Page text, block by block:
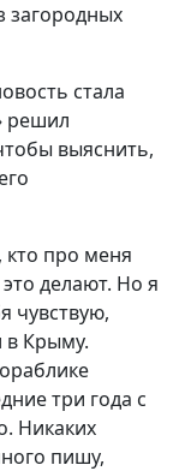
загородных
стала
решил
выяснить,
кто про меня
делают. Но я
чувствую,
в Крыму.
три года с
Никаких
пишу,